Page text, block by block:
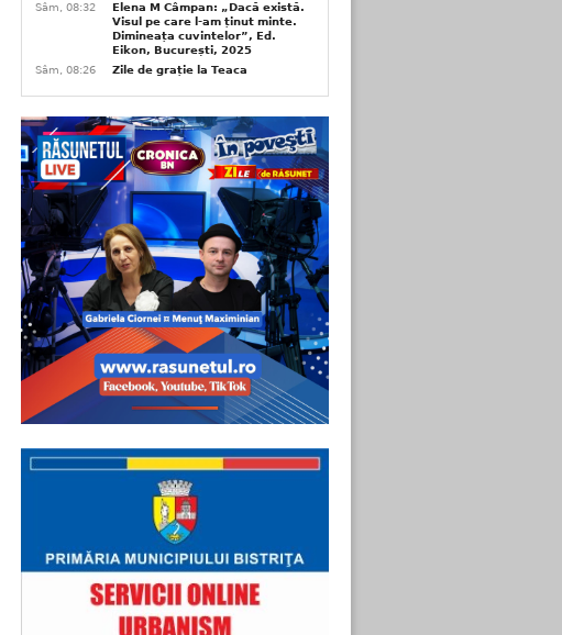
Sâm, 08:32
Elena M Câmpan: „Dacă există.
Visul pe care l-am ținut minte.
Dimineața cuvintelor”, Ed.
Eikon, București, 2025
Sâm, 08:26
Zile de grație la Teaca